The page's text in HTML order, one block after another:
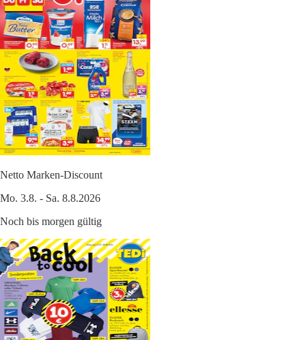
Netto Marken-Discount
Mo. 3.8. - Sa. 8.8.2026
Noch bis morgen gültig